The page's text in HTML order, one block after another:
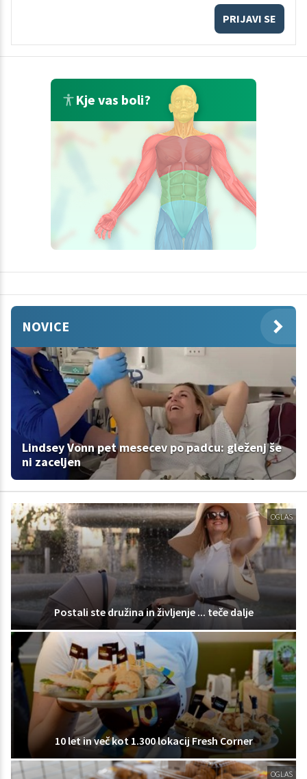
PRIJAVI SE
Kje vas boli?
NOVICE
Lindsey Vonn pet mesecev po padcu: gleženj še
ni zaceljen
OGLAS
Postali ste družina in življenje ... teče dalje
10 let in več kot 1.300 lokacij Fresh Corner
OGLAS